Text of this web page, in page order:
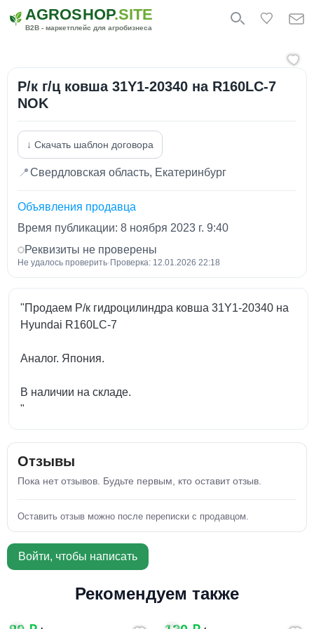
AGROSHOP.SITE
B2B - маркетплейс для агробизнеса
Р/к г/ц ковша 31Y1-20340 на R160LC-7
NOK
↓ Скачать шаблон договора
📍Свердловская область, Екатеринбург
Объявления продавца
Время публикации: 8 ноября 2023 г. 9:40
Реквизиты не проверены
Не удалось проверить· Проверка: 12.01.2026 22:18
"Продаем Р/к гидроцилиндра ковша 31Y1-20340 на
Hyundai R160LC-7
Аналог. Япония.
В наличии на складе.
"
Отзывы
Пока нет отзывов. Будьте первым, кто оставит отзыв.
Оставить отзыв можно после переписки с продавцом.
Войти, чтобы написать
Рекомендуем также